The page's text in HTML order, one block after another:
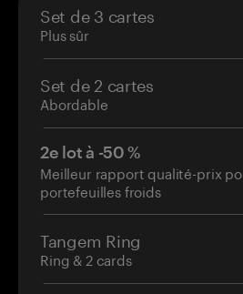
Set de 3 cartes
Plus sûr
Set de 2 cartes
Abordable
2e lot à -50 %
Meilleur rapport qualité-prix
portefeuilles froids
Tangem Ring
Ring & 2 cards